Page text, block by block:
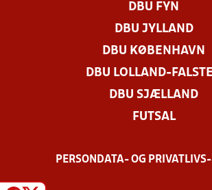
DBU FYN
DBU JYLLAND
DBU KØBENHAVN
DBU LOLLAND-
DBU SJÆLLAND
FUTSAL
PERSONDATA- OG